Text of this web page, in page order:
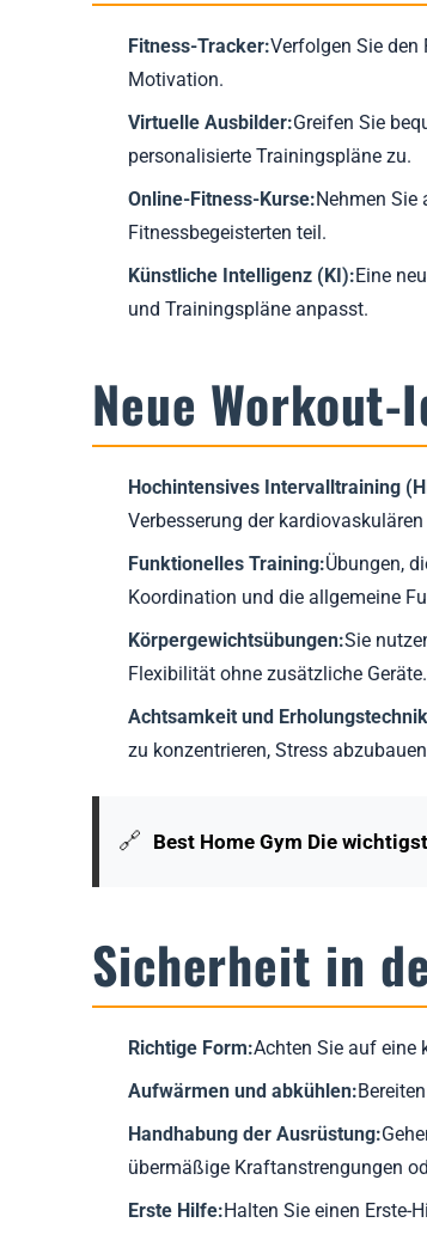
Fitness-Tracker:Verfolgen Sie den
Motivation.
Virtuelle Ausbilder:Greifen Sie
personalisierte Trainingspläne zu.
Online-Fitness-Kurse:Nehmen Sie
Fitnessbegeisterten teil.
Künstliche Intelligenz (KI):Eine
und Trainingspläne anpasst.
Neue
Hochintensives Intervalltraining
Verbesserung der
Funktionelles Training:Übungen,
Koordination und die allgemeine
Körpergewichtsübungen:Sie
Flexibilität ohne zusätzliche Geräte.
Achtsamkeit und
zu konzentrieren, Stress
🔗 Best Home Gym Die
Sicherheit in
Richtige Form:Achten Sie auf eine
Aufwärmen und abkühlen:
Handhabung der Ausrüstung:
übermäßige Kraftanstrengungen
Erste Hilfe:Halten Sie einen